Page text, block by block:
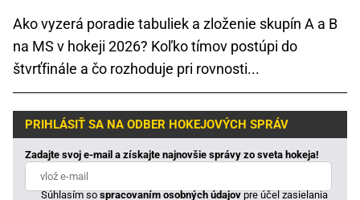
Ako vyzerá poradie tabuliek a zloženie skupín A a B
na MS v hokeji 2026? Koľko tímov postúpi do
štvrťfinále a čo rozhoduje pri rovnosti...
PRIHLÁSIŤ SA NA ODBER HOKEJOVÝCH SPRÁV
Zadajte svoj e-mail a získajte najnovšie správy zo sveta hokeja!
Súhlasím sospracovaním osobných údajovpre účel zasielania